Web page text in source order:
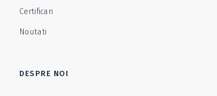
Certificari
Noutati
DESPRE NOI